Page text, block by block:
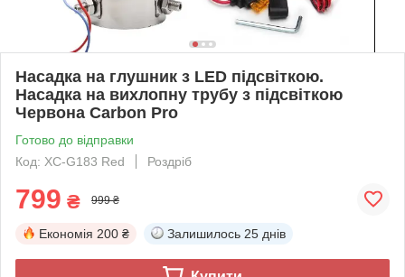
Насадка на глушник з LED підсвіткою.
Насадка на вихлопну трубу з підсвіткою
Червона Carbon Pro
Готово до відправки
Код: XC-G183 Red
Роздріб
799 ₴ 999 ₴
Економія 200 ₴ Залишилось 25 днів